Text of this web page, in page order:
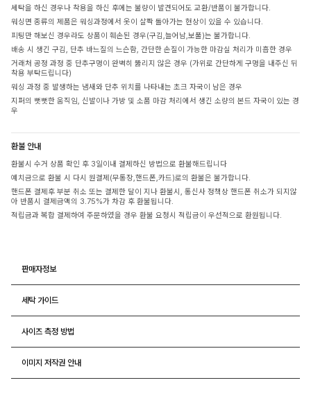
세탁을 하신 경우나 착용을 하신 후에는 불량이 발견되어도 교환/반품이 불가합니다.
워싱면 종류의 제품은 워싱과정에서 옷이 살짝 돌아가는 현상이 있을 수 있습니다.
피팅만 해보신 경우라도 상품이 훼손된 경우(구김,늘어남,보풀)는 불가합니다.
배송 시 생긴 구김, 단추 바느질의 느슨함, 간단한 손질이 가능한 마감실 처리가 미흡한 경우
거래처 공정 과정 중 단추구멍이 완벽히 뚫리지 않은 경우 (가위로 간단하게 구멍을 내주신 뒤
착용 부탁드립니다)
워싱 과정 중 발생하는 냄새와 단추 위치를 나타내는 초크 자국이 남은 경우
지퍼의 뻣뻣한 움직임, 신발이나 가방 및 소품 마감 처리에서 생긴 소량의 본드 자국이 있는 경
우
환불 안내
환불시 수거 상품 확인 후 3일이내 결제하신 방법으로 환불해드립니다
예치금으로 환불 시 다시 원결제(무통장,핸드폰,카드)로의 환불은 불가합니다.
핸드폰 결제후 부분 취소 또는 결제한 달이 지나 환불시, 통신사 정책상 핸드폰 취소가 되지않
아 반품시 결제금액의 3.75%가 차감 후 환불됩니다.
적립금과 복합 결제하여 주문하였을 경우 환불 요청시 적립금이 우선적으로 환원됩니다.
판매자정보
세탁 가이드
사이즈 측정 방법
이미지 저작권 안내